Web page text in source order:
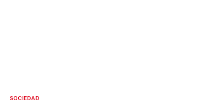
SOCIEDAD